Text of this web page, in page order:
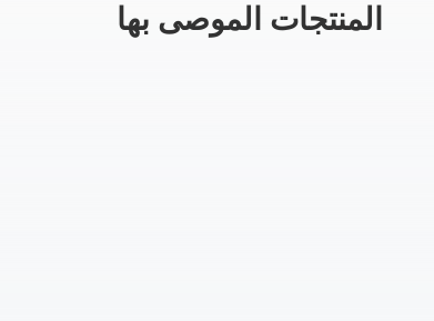
المنتجات الموصى بها